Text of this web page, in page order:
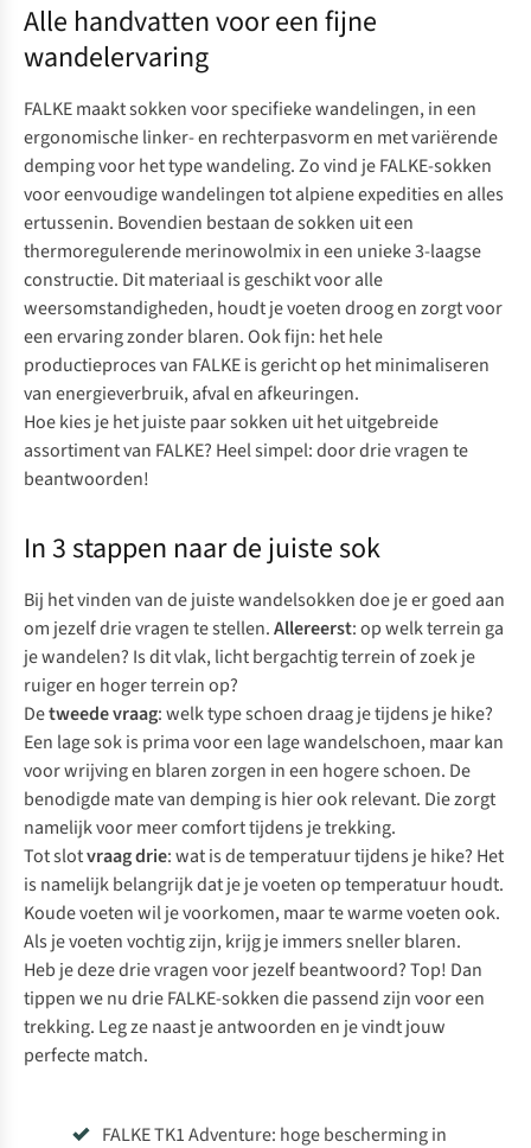
Alle handvatten voor een fijne
wandelervaring
FALKEmaakt sokken voor specifieke wandelingen, in een
ergonomische linker- en rechterpasvorm en met variërende
demping voor het type wandeling. Zo vind jeFALKE-sokken
voor eenvoudige wandelingen tot alpiene expedities en alles
ertussenin. Bovendien bestaan de sokken uit een
thermoregulerende merinowolmix in een unieke 3-laagse
constructie. Dit materiaal is geschikt voor alle
weersomstandigheden, houdt je voeten droog en zorgt voor
een ervaring zonder blaren. Ook fijn: het hele
productieproces van FALKE is gericht op het minimaliseren
van energieverbruik, afval en afkeuringen.
Hoe kies je het juiste paar sokken uit het uitgebreide
assortiment van FALKE? Heel simpel: door drie vragen te
beantwoorden!
In 3 stappen naar de juiste sok
Bij het vinden van de juiste wandelsokken doe je er goed aan
om jezelf drie vragen te stellen.Allereerst: op welk terrein ga
je wandelen? Is dit vlak, licht bergachtig terrein of zoek je
ruiger en hoger terrein op?
Detweede vraag: welk type schoen draag je tijdens je hike?
Een lage sok is prima voor een lage wandelschoen, maar kan
voor wrijving en blaren zorgen in een hogere schoen. De
benodigde mate van demping is hier ook relevant. Die zorgt
namelijk voor meer comfort tijdens je trekking.
Tot slotvraag drie: wat is de temperatuur tijdens je hike? Het
is namelijk belangrijk dat je je voeten op temperatuur houdt.
Koude voeten wil je voorkomen, maar te warme voeten ook.
Als je voeten vochtig zijn, krijg je immers sneller blaren.
Heb je deze drie vragen voor jezelf beantwoord? Top! Dan
tippen we nu drie FALKE-sokken die passend zijn voor een
trekking. Leg ze naast je antwoorden en je vindt jouw
perfecte match.
FALKE TK1 Adventure: hoge bescherming in